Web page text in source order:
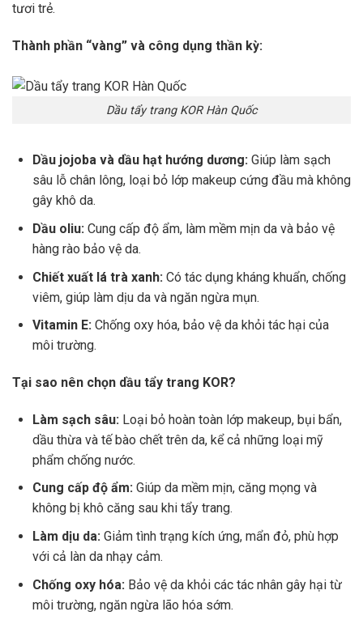
tươi trẻ.
Thành phần “vàng” và công dụng thần kỳ:
Dầu tẩy trang KOR Hàn Quốc
Dầu jojoba và dầu hạt hướng dương: Giúp làm sạch
sâu lỗ chân lông, loại bỏ lớp makeup cứng đầu mà không
gây khô da.
Dầu oliu: Cung cấp độ ẩm, làm mềm mịn da và bảo vệ
hàng rào bảo vệ da.
Chiết xuất lá trà xanh: Có tác dụng kháng khuẩn, chống
viêm, giúp làm dịu da và ngăn ngừa mụn.
Vitamin E: Chống oxy hóa, bảo vệ da khỏi tác hại của
môi trường.
Tại sao nên chọn dầu tẩy trang KOR?
Làm sạch sâu: Loại bỏ hoàn toàn lớp makeup, bụi bẩn,
dầu thừa và tế bào chết trên da, kể cả những loại mỹ
phẩm chống nước.
Cung cấp độ ẩm: Giúp da mềm mịn, căng mọng và
không bị khô căng sau khi tẩy trang.
Làm dịu da: Giảm tình trạng kích ứng, mẩn đỏ, phù hợp
với cả làn da nhạy cảm.
Chống oxy hóa: Bảo vệ da khỏi các tác nhân gây hại từ
môi trường, ngăn ngừa lão hóa sớm.